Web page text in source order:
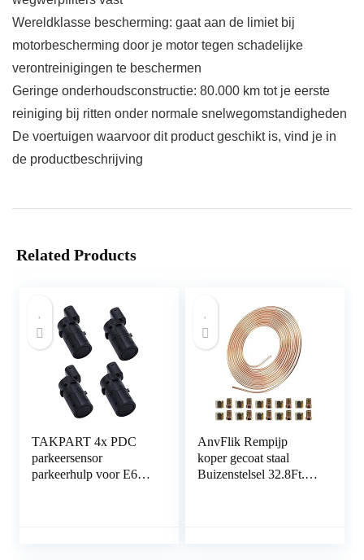
Wereldklasse bescherming: gaat aan de limiet bij
motorbescherming door je motor tegen schadelijke
verontreinigingen te beschermen
Geringe onderhoudsconstructie: 80.000 km tot je eerste
reiniging bij ritten onder normale snelwegomstandigheden
De voertuigen waarvoor dit product geschikt is, vind je in
de productbeschrijving
Related Products
TAKPART 4x PDC
parkeersensor
parkeerhulp voor E60
AnvFlik Rempijp
koper gecoat staal
Buizenstelsel 32.8Ft.